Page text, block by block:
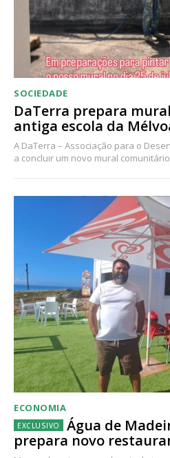
SOCIEDADE
DaTerra prepara
antiga escola da
A DaTerra – Associação para o
a concluir um novo mural
ECONOMIA
Água de
prepara novo